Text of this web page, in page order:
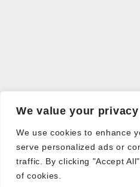
We value your privacy
We use cookies to enhance
serve personalized ads or
traffic. By clicking "Accept
of cookies.